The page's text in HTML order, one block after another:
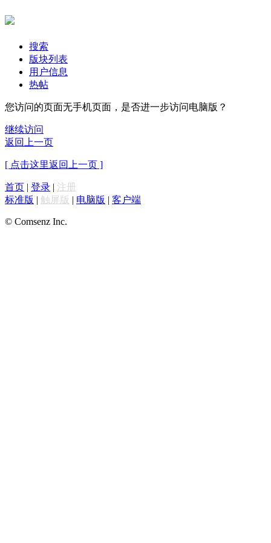
搜索
版块列表
用户信息
热帖
您访问的页面无手机页面，是否进一步访问电脑版？
继续访问
返回上一页
[ 点击这里返回上一页 ]
首页 | 登录 | 注册
标准版 | 触屏版 | 电脑版 | 客户端
© Comsenz Inc.